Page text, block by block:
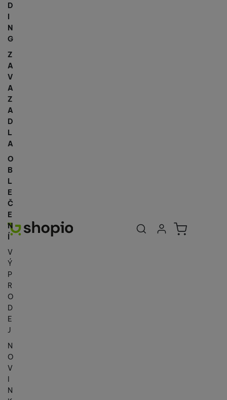
Uživatelská
Přihlásit se
Košík
D
N
G
Z
A
V
A
Z
A
D
L
A
O
B
L
E
Č
E
N
Í
V
Ý
P
R
O
D
E
J
N
O
V
I
N